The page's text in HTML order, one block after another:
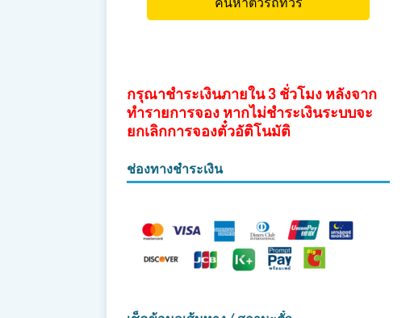
กรุณาชำระเงินภายใน 3 ชั่วโมง หลังจาก
ทำรายการจอง หากไม่ชำระเงินระบบจะ
ยกเลิกการจองตั๋วอัติโนมัติ
ช่องทางชำระเงิน